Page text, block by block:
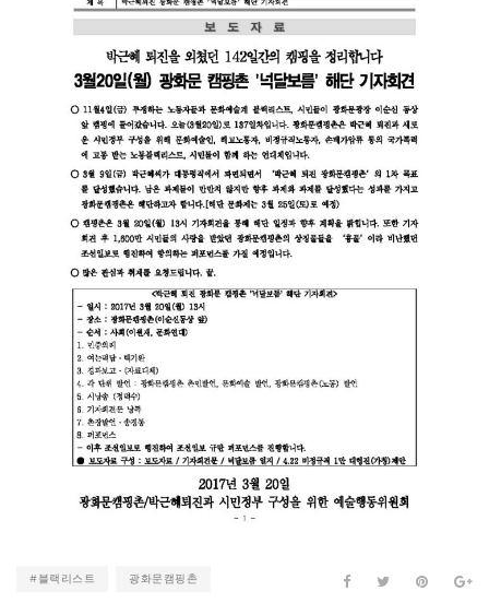
#블랙리스트 광화문캠핑촌